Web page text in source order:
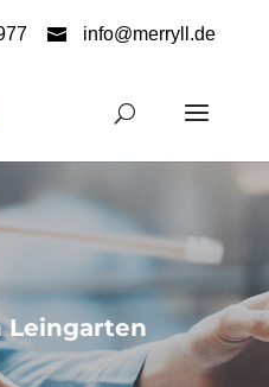
info@merryll.de
Leingarten